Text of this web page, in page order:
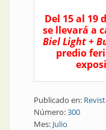
Del 15 al 19
se llevará a
Biel Light +
predio
Publicado en:
Número:300
Mes: Julio